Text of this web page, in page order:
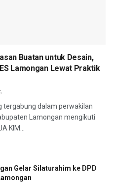
Buatan untuk Desain,
Lamongan Lewat Praktik
tergabung dalam perwakilan
Lamongan mengikuti
KIM...
Gelar Silaturahim ke DPD